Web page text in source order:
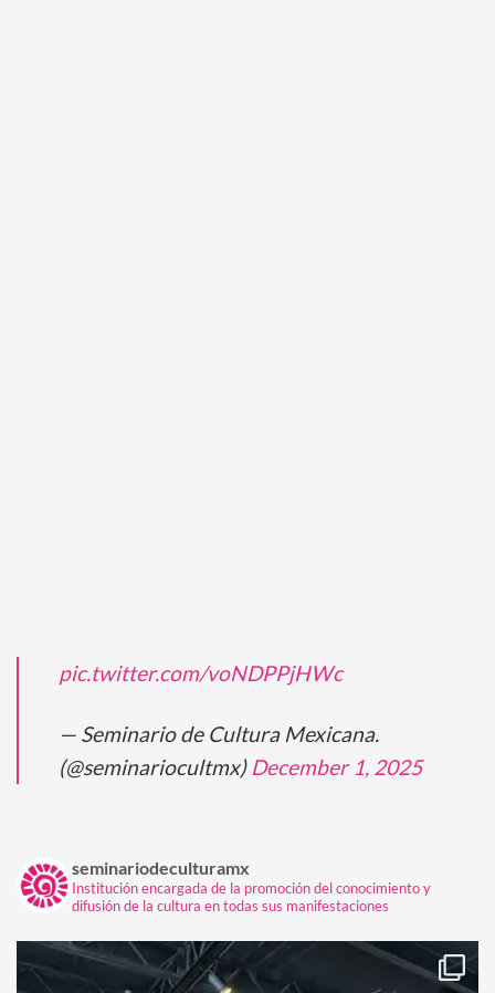
pic.twitter.com/voNDPPjHWc
— Seminario de Cultura Mexicana.
(@seminariocultmx) December 1, 2025
seminariodeculturamx
Institución encargada de la promoción del conocimiento y
difusión de la cultura en todas sus manifestaciones